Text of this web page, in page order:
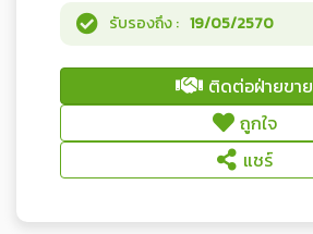
รับรองถึง : 19/05/2570
ติดต่อฝ่ายขาย
ถูกใจ
แชร์